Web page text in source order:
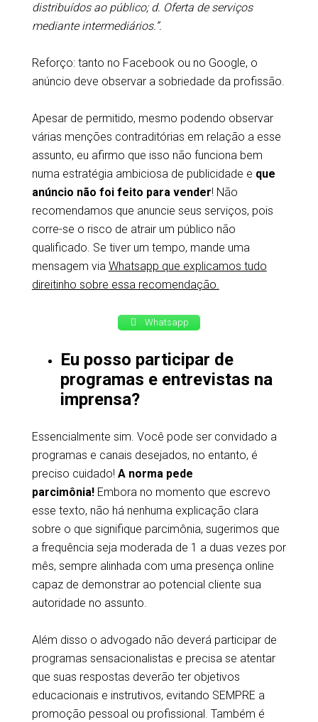
distribuídos ao público; d. Oferta de serviços
mediante intermediários.”.
Reforço: tanto no Facebook ou no Google, o
anúncio deve observar a sobriedade da profissão.
Apesar de permitido, mesmo podendo observar
várias menções contraditórias em relação a esse
assunto, eu afirmo que isso não funciona bem
numa estratégia ambiciosa de publicidade e que
anúncio não foi feito para vender! Não
recomendamos que anuncie seus serviços, pois
corre-se o risco de atrair um público não
qualificado. Se tiver um tempo, mande uma
mensagem via Whatsapp que explicamos tudo
direitinho sobre essa recomendação.
Whatsapp
Eu posso participar de
programas e entrevistas na
imprensa?
Essencialmente sim. Você pode ser convidado a
programas e canais desejados, no entanto, é
preciso cuidado! A norma pede
parcimônia!Embora no momento que escrevo
esse texto, não há nenhuma explicação clara
sobre o que signifique parcimônia, sugerimos que
a frequência seja moderada de 1 a duas vezes por
mês, sempre alinhada com uma presença online
capaz de demonstrar ao potencial cliente sua
autoridade no assunto.
Além disso o advogado não deverá participar de
programas sensacionalistas e precisa se atentar
que suas respostas deverão ter objetivos
educacionais e instrutivos, evitando SEMPRE a
promoção pessoal ou profissional. Também é